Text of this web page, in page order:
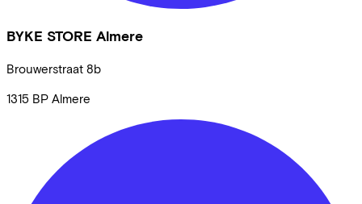
BYKE STORE Almere
Brouwerstraat 8b
1315 BP Almere